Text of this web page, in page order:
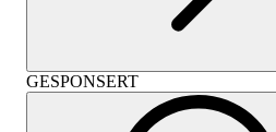
GESPONSERT